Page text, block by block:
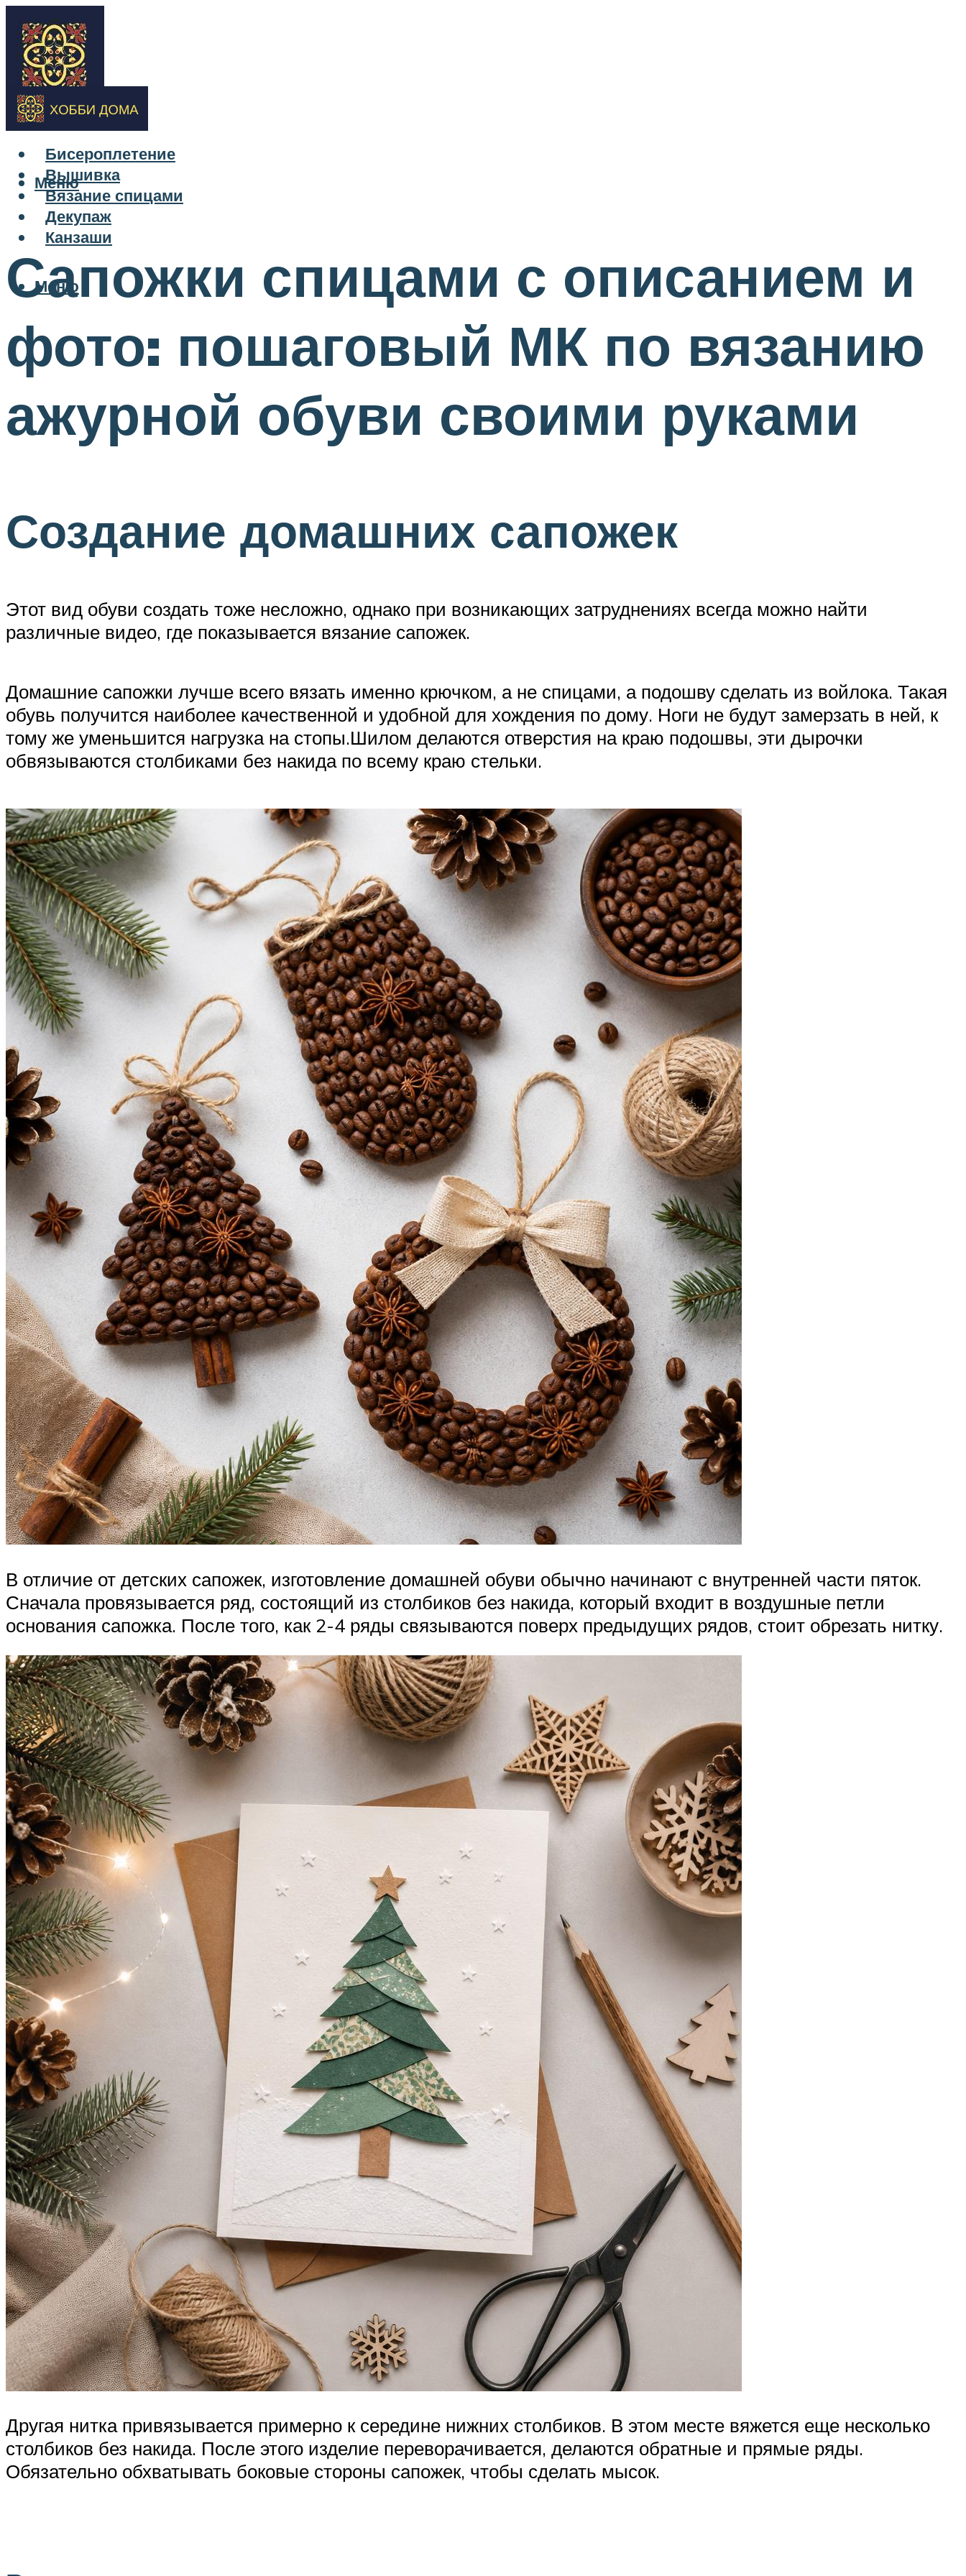
Бисероплетение
Вышивка
Вязание спицами
Декупаж
Канзаши
Меню
Меню
Сапожки спицами с описанием и
фото: пошаговый МК по вязанию
ажурной обуви своими руками
Создание домашних сапожек
Этот вид обуви создать тоже несложно, однако при возникающих затруднениях всегда можно найти
различные видео, где показывается вязание сапожек.
Домашние сапожки лучше всего вязать именно крючком, а не спицами, а подошву сделать из войлока. Такая
обувь получится наиболее качественной и удобной для хождения по дому. Ноги не будут замерзать в ней, к
тому же уменьшится нагрузка на стопы.Шилом делаются отверстия на краю подошвы, эти дырочки
обвязываются столбиками без накида по всему краю стельки.
В отличие от детских сапожек, изготовление домашней обуви обычно начинают с внутренней части пяток.
Сначала провязывается ряд, состоящий из столбиков без накида, который входит в воздушные петли
основания сапожка. После того, как 2-4 ряды связываются поверх предыдущих рядов, стоит обрезать нитку.
Другая нитка привязывается примерно к середине нижних столбиков. В этом месте вяжется еще несколько
столбиков без накида. После этого изделие переворачивается, делаются обратные и прямые ряды.
Обязательно обхватывать боковые стороны сапожек, чтобы сделать мысок.